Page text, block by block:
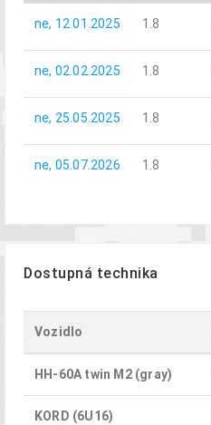
ne, 12.01.2025 1.8
ne, 02.02.2025 1.8
ne, 25.05.2025 1.8
ne, 05.07.2026 1.8
Dostupná technika
Vozidlo
HH-60A twin M2 (gray)
KORD (6U16)